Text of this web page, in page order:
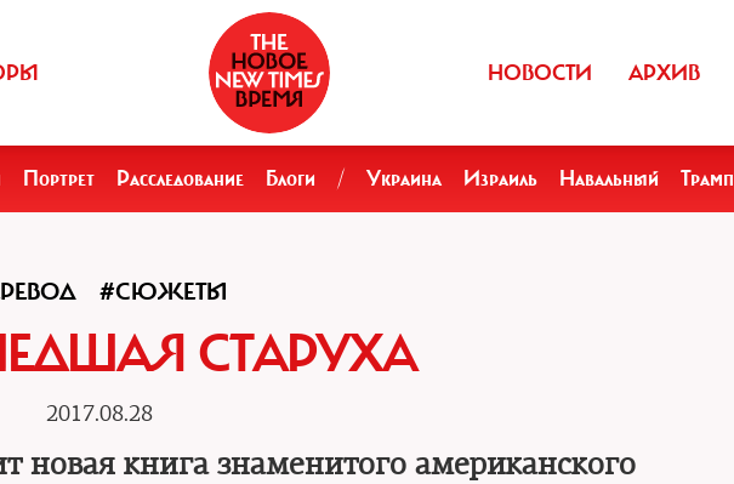
НОВОСТИ АРХИВ
Портрет Расследование Блоги / Украина Израиль Навальный Трамп
#СЮЖЕТЫ
СТАРУХА
2017.08.28
новая книга знаменитого американского